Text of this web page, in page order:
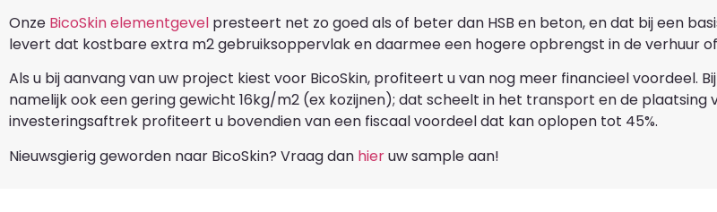
Onze BicoSkin elementgevel presteert net zo goed als of beter dan HSB en beton, en dat bij een
levert dat kostbare extra m2 gebruiksoppervlak en daarmee een hogere opbrengst in de verhuur
Als u bij aanvang van uw project kiest voor BicoSkin, profiteert u van nog meer financieel voordeel.
namelijk ook een gering gewicht 16kg/m2 (ex kozijnen); dat scheelt in het transport en de plaatsing
investeringsaftrek profiteert u bovendien van een fiscaal voordeel dat kan oplopen tot 45%.
Nieuwsgierig geworden naar BicoSkin? Vraag dan hieruw sample aan!